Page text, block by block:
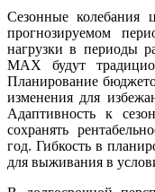
Сезонные колебания
прогнозируемом
нагрузки в периоды
MAX будут
Планирование
изменения для
Адаптивность к
сохранять
год. Гибкость в
для выживания в